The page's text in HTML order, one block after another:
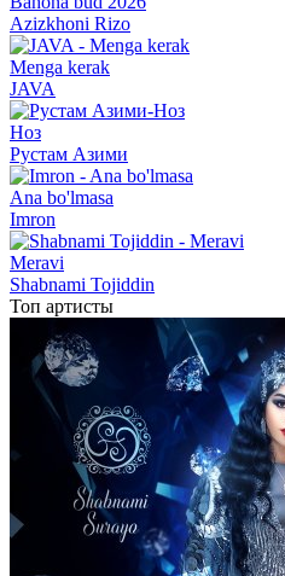
Azizkhoni Rizo
Menga kerak
JAVA
Ноз
Рустам Азими
Ana bo'lmasa
Imron
Meravi
Shabnami Tojiddin
Топ артисты